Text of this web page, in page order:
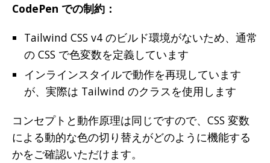
CodePen での制約：
Tailwind CSS v4 のビルド環境がないため、通常
の CSS で色変数を定義しています
インラインスタイルで動作を再現しています
が、実際は Tailwind のクラスを使用します
コンセプトと動作原理は同じですので、CSS 変数
による動的な色の切り替えがどのように機能する
かをご確認いただけます。